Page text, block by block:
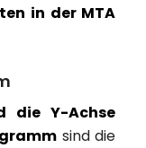
in der MTA
die Y-Achse
sind die